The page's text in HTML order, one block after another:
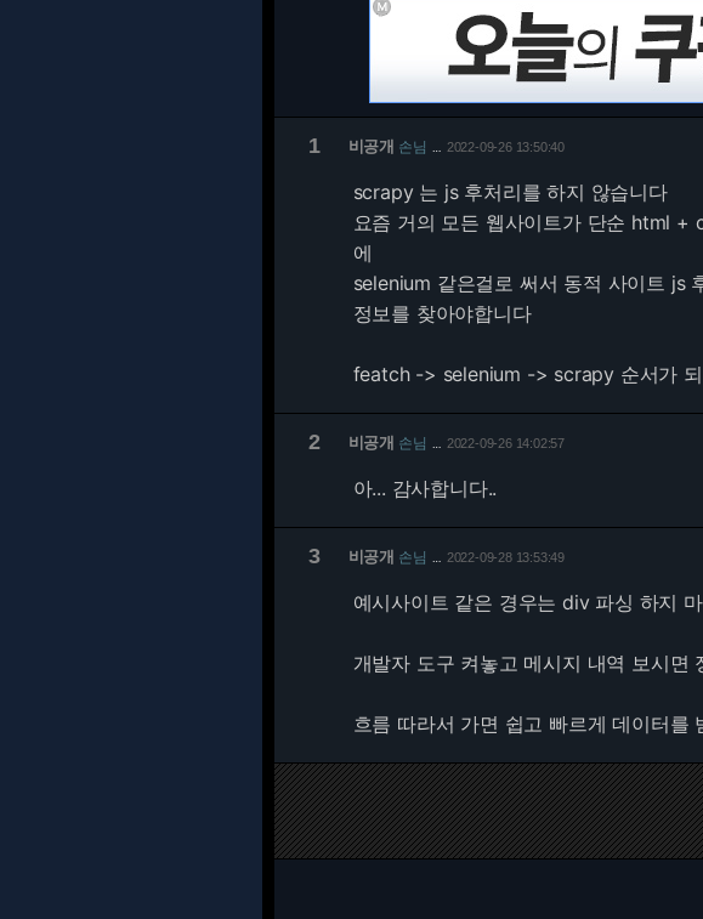
1 비공개 손님 2022-09-26 13:50:40
scrapy 는 js 후처리를 하지 않습니다
요즘 거의 모든 웹사이트가 단순 html +
에
selenium 같은걸로 써서 동적 사이트 js
정보를 찾아야합니다
featch -> selenium -> scrapy 순서가
2 비공개 손님 2022-09-26 14:02:57
아... 감사합니다..
3 비공개 손님 2022-09-28 13:53:49
예시사이트 같은 경우는 div 파싱 하지
개발자 도구 켜놓고 메시지 내역 보시면
흐름 따라서 가면 쉽고 빠르게 데이터를